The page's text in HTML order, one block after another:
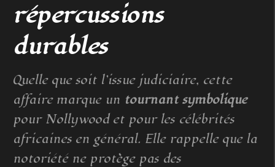
répercussions
durables
Quelle que soit l’issue judiciaire, cette
affaire marque un tournant symbolique
pour Nollywood et pour les célébrités
africaines en général. Elle rappelle que la
notoriété ne protège pas des